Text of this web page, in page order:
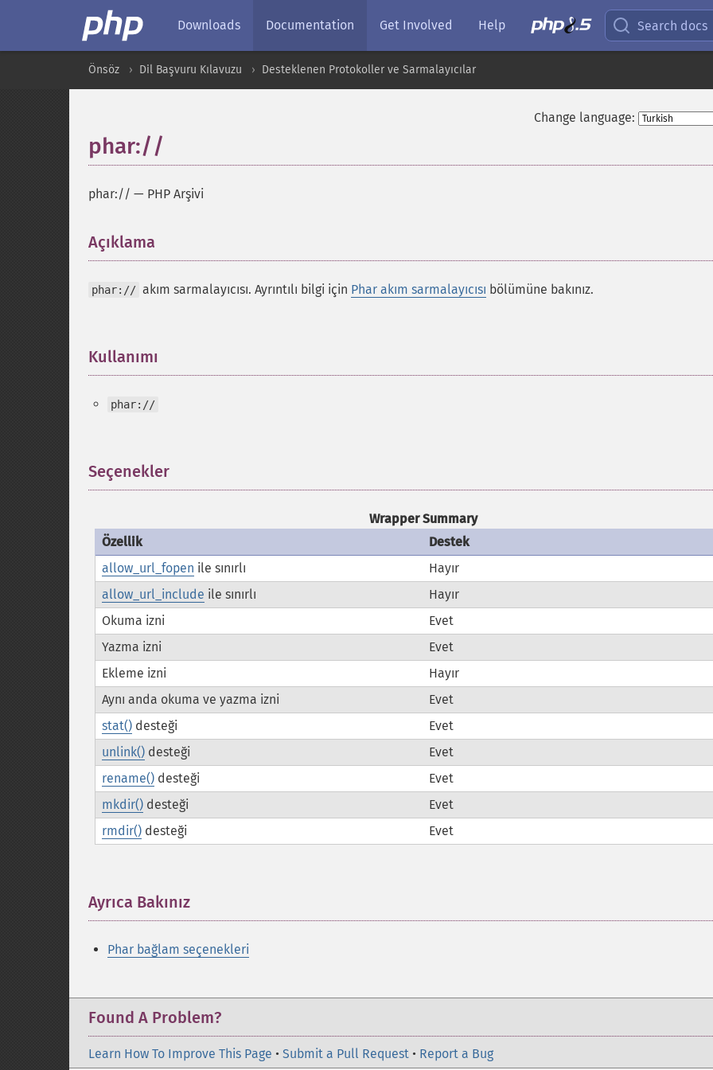
Downloads Documentation Get Involved Help Search docs
Önsöz Dil Başvuru Kılavuzu Desteklenen Protokoller ve Sarmalayıcılar
Change language:
phar://
phar:// — PHP Arşivi
Açıklama
phar:// akım sarmalayıcısı. Ayrıntılı bilgi için Phar akım sarmalayıcısı bölümüne bakınız.
Kullanımı
phar://
Seçenekler
Wrapper Summary
Özellik
Destek
allow_url_fopen ile sınırlı
Hayır
allow_url_include ile sınırlı
Hayır
Okuma izni
Evet
Yazma izni
Evet
Ekleme izni
Hayır
Aynı anda okuma ve yazma izni
Evet
stat() desteği
Evet
unlink() desteği
Evet
rename() desteği
Evet
mkdir() desteği
Evet
rmdir() desteği Evet
Ayrıca Bakınız
Phar bağlam seçenekleri
Found A Problem?
Learn How To Improve This Page • Submit a Pull Request • Report a Bug